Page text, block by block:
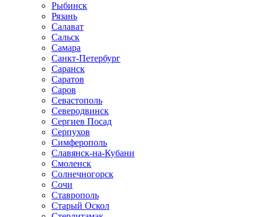
Рыбинск
Рязань
Салават
Сальск
Самара
Санкт-Петербург
Саранск
Саратов
Саров
Севастополь
Северодвинск
Сергиев Посад
Серпухов
Симферополь
Славянск-на-Кубани
Смоленск
Солнечногорск
Сочи
Ставрополь
Старый Оскол